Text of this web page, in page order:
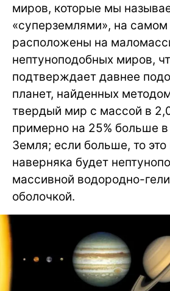
миров, которые мы
«суперземлями», на самом
расположены на
нептуноподобных миров,
подтверждает давнее
планет, найденных
твердый мир с массой в
примерно на 25% больше
Земля; если больше, то это
наверняка будет
массивной водородно-
оболочкой.